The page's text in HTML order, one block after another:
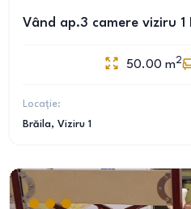
Vând ap.3 camere viziru 1
50.00 m2
Locație:
Brăila, Viziru 1